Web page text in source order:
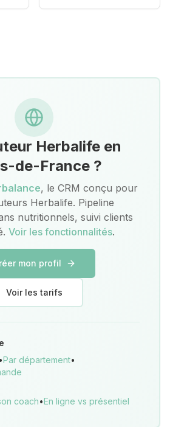
Herbalife en
de-France ?
, le CRM conçu pour
Herbalife. Pipeline
nutritionnels, suivi clients
Voir les fonctionnalités.
mon profil
Voir les tarifs
•Par département•
coach•En ligne vs présentiel